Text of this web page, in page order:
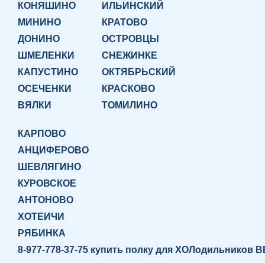
КОНЯШИНО
МИНИНО
ДОНИНО
ШМЕЛЕНКИ
КАПУСТИНО
ОСЕЧЕНКИ
ВЯЛКИ
ИЛЬИНСКИЙ
КРАТОВО
ОСТРОВЦЫ
СНЕЖИНКЕ
ОКТЯБРЬСКИЙ
КРАСКОВО
ТОМИЛИНО
КАРПОВО
АНЦИФЕРОВО
ШЕВЛЯГИНО
КУРОВСКОЕ
АНТОНОВО
ХОТЕИЧИ
РЯБИНКА
8-977-778-37-75 купить полку для ХОЛодильников